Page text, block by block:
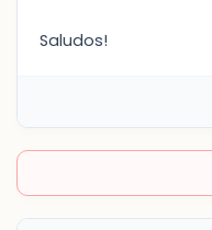
Saludos!